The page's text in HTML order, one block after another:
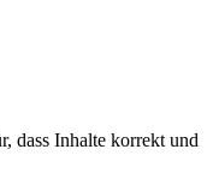
dass Inhalte korrekt und